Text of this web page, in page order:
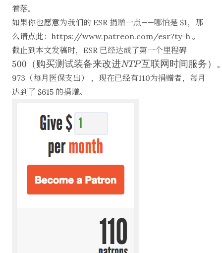
着落。
如果你也愿意为我们的 ESR 捐赠一点——哪怕是 $1，那
么请点此： https://www.patreon.com/esr?ty=h 。
截止到本文发稿时，ESR 已经达成了第一个里程碑
买测试
装备来
改进
500 （购买测试装备来改进NTP互联网时间服务）
973（每月医保支出） ，现在已经有110为捐赠者，每月
达到了 $615 的捐赠。